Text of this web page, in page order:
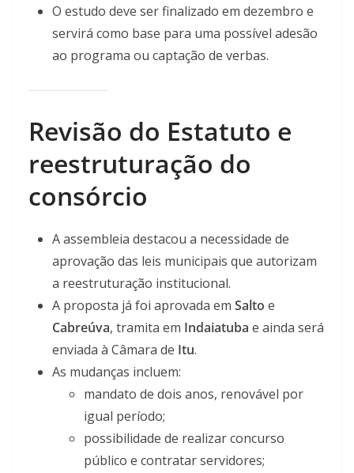
O estudo deve ser finalizado em dezembro e
servirá como base para uma possível adesão
ao programa ou captação de verbas.
Revisão do Estatuto e
reestruturação do
consórcio
A assembleia destacou a necessidade de
aprovação das leis municipais que autorizam
a reestruturação institucional.
A proposta já foi aprovada em Salto e
Cabreúva, tramita em Indaiatuba e ainda será
enviada à Câmara de Itu.
As mudanças incluem:
mandato de dois anos, renovável por
igual período;
possibilidade de realizar concurso
público e contratar servidores;